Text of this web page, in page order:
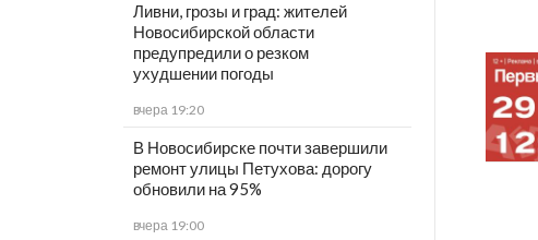
Ливни, грозы и град: жителей
Новосибирской области
предупредили о резком
ухудшении погоды
вчера 19:20
В Новосибирске почти завершили
ремонт улицы Петухова: дорогу
обновили на 95%
вчера 19:00